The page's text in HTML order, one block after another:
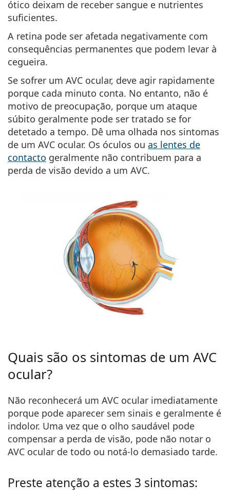
Persol
Todas as marcas
ótico deixam de receber sangue e nutrientes
suficientes.
A retina pode ser afetada negativamente com
consequências permanentes que podem levar à
cegueira.
Se sofrer um AVC ocular, deve agir rapidamente
porque cada minuto conta. No entanto, não é
motivo de preocupação, porque um ataque
súbito geralmente pode ser tratado se for
detetado a tempo. Dê uma olhada nos sintomas
de um AVC ocular. Os óculos ou as lentes de
contacto geralmente não contribuem para a
perda de visão devido a um AVC.
Quais são os sintomas de um AVC
ocular?
Não reconhecerá um AVC ocular imediatamente
porque pode aparecer sem sinais e geralmente é
indolor. Uma vez que o olho saudável pode
compensar a perda de visão, pode não notar o
AVC ocular de todo ou notá-lo demasiado tarde.
Preste atenção a estes 3 sintomas: